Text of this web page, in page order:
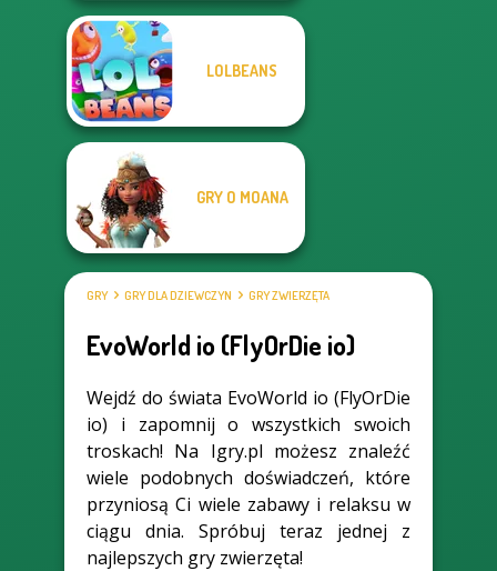
LOLBEANS
GRY O MOANA
GRY GRY DLA DZIEWCZYN GRY ZWIERZĘTA
EvoWorld io (FlyOrDie io)
Wejdź do świata EvoWorld io (FlyOrDie
io) i zapomnij o wszystkich swoich
troskach! Na Igry.pl możesz znaleźć
wiele podobnych doświadczeń, które
przyniosą Ci wiele zabawy i relaksu w
ciągu dnia. Spróbuj teraz jednej z
najlepszych gry zwierzęta!